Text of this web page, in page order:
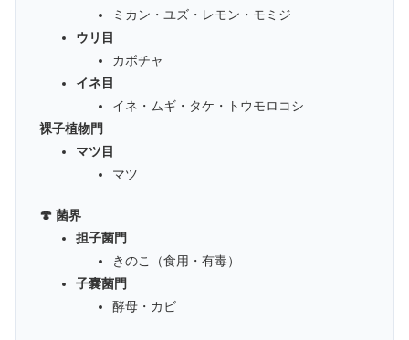
ミカン・ユズ・レモン・モミジ
ウリ目
カボチャ
イネ目
イネ・ムギ・タケ・トウモロコシ
裸子植物門
マツ目
マツ
🍄 菌界
担子菌門
きのこ（食用・有毒）
子嚢菌門
酵母・カビ